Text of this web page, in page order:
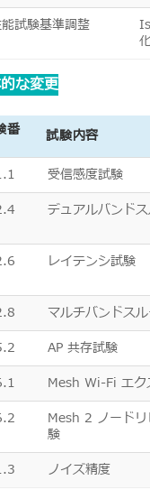
試験基準調整
な変更
番 試験内容
受信感度試験
デュアルバンド
レイテンシ試験
マルチバンドス
AP 共存試験
Mesh Wi-Fi エク
Mesh 2 ノード
験
ノイズ精度